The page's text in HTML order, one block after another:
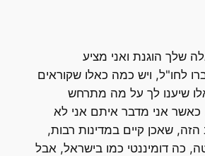
שלך הוגנת ואני מציע
לחו"ל, ויש כמה כאלו שקוראים
שיענו לך על מה מתרחש
אני מדבר איתם אני לא
שאכן קיים במדינות רבות,
כה דומיננטי כמו בישראל, אבל